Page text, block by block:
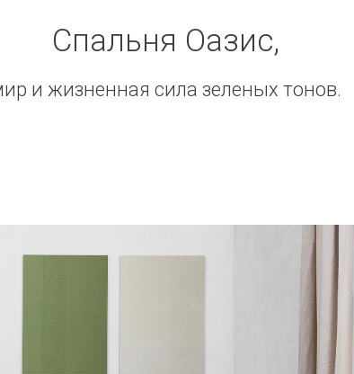
Спальня Оазис,
и жизненная сила зеленых тонов.